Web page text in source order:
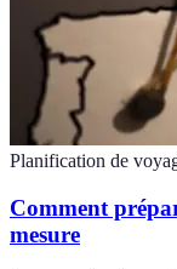
Planification de
Comment
mesure